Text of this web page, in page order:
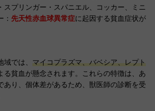
スプリンガー・スパニエル、コッカー、ミニ
： 先天性赤血球異常症に起因する貧血症状が
では、 マイコプラズマ、バベシア、レプト
る貧血が懸念されます。これらの特徴は、あ
あり、個体差があるため、獣医師の診断を受